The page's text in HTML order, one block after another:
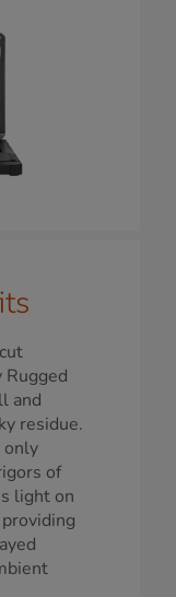
and
residue.
only
of
light on